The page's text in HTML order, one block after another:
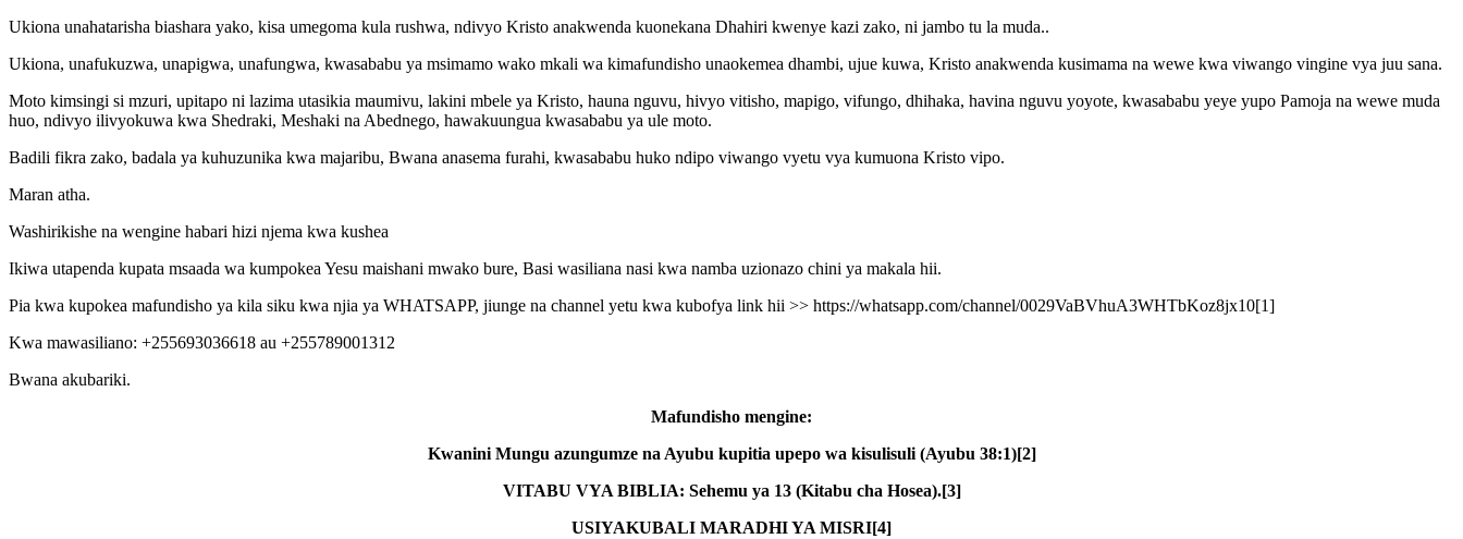
Ukiona unahatarisha biashara yako, kisa umegoma kula rushwa, ndivyo Kristo anakwenda kuonekana Dhahiri kwenye kazi zako, ni jambo tu la muda..
Ukiona, unafukuzwa, unapigwa, unafungwa, kwasababu ya msimamo wako mkali wa kimafundisho unaokemea dhambi, ujue kuwa, Kristo anakwenda kusimama na wewe kwa viwango vingine vya juu sana.
Moto kimsingi si mzuri, upitapo ni lazima utasikia maumivu, lakini mbele ya Kristo, hauna nguvu, hivyo vitisho, mapigo, vifungo, dhihaka, havina nguvu yoyote, kwasababu yeye yupo Pamoja na wewe muda
huo, ndivyo ilivyokuwa kwa Shedraki, Meshaki na Abednego, hawakuungua kwasababu ya ule moto.
Badili fikra zako, badala ya kuhuzunika kwa majaribu, Bwana anasema furahi, kwasababu huko ndipo viwango vyetu vya kumuona Kristo vipo.
Maran atha.
Washirikishe na wengine habari hizi njema kwa kushea
Ikiwa utapenda kupata msaada wa kumpokea Yesu maishani mwako bure, Basi wasiliana nasi kwa namba uzionazo chini ya makala hii.
Pia kwa kupokea mafundisho ya kila siku kwa njia ya WHATSAPP, jiunge na channel yetu kwa kubofya link hii >> https://whatsapp.com/channel/0029VaBVhuA3WHTbKoz8jx10[1]
Kwa mawasiliano: +255693036618 au +255789001312
Bwana akubariki.
Mafundisho mengine:
Kwanini Mungu azungumze na Ayubu kupitia upepo wa kisulisuli (Ayubu 38:1)[2]
VITABU VYA BIBLIA: Sehemu ya 13 (Kitabu cha Hosea).[3]
USIYAKUBALI MARADHI YA MISRI[4]